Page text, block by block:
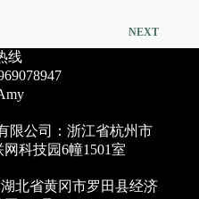
NEXT
线
公司：浙江省杭州市
科技园6幢1501室
北省黄冈市罗田县经济